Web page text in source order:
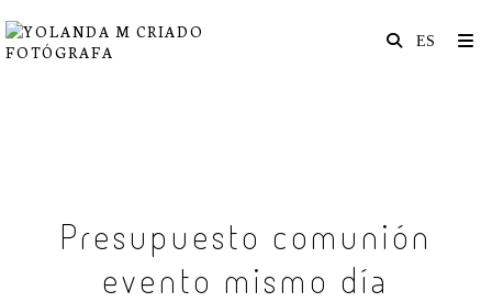
Presupuesto comunión
evento mismo día